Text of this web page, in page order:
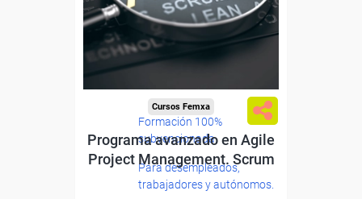
Formación 100%
subvencionada.
Para desempleados,
trabajadores y autónomos.
Cursos Femxa
Programa avanzado en Agile
Project Management. Scrum